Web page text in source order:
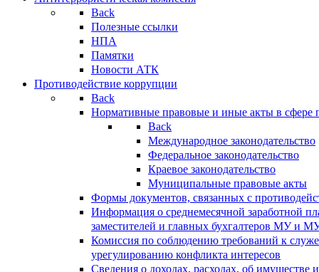
Back
Полезные ссылки
НПА
Памятки
Новости АТК
Противодействие коррупции
Back
Нормативные правовые и иные акты в сфере
Back
Международное законодательство
Федеральное законодательство
Краевое законодательство
Муниципальные правовые акты
Формы документов, связанных с
Информация о среднемесячной заработной
заместителей и главных бухгалтеров МУ и
Комиссия по соблюдению требований к
урегулированию конфликта интересов
Сведения о доходах, расходах, об имуществе